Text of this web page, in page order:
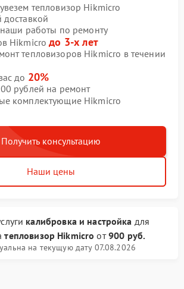
тепловизор Hikmicro
доставкой
наши работы по ремонту
Hikmicroдо 3-х лет
тепловизоров Hikmicro в течении
до 20%
рублей на ремонт
комплектующие Hikmicro
Получить консультацию
Наши цены
калибровка и настройка для
тепловизор Hikmicro от900 руб.
на текущую дату 07.08.2026